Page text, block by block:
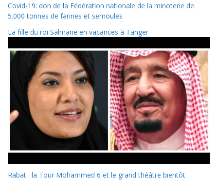
Covid-19: don de la Fédération nationale de la minoterie de
5.000 tonnes de farines et semoules
La fille du roi Salmane en vacances à Tanger
Rabat : la Tour Mohammed 6 et le grand théâtre bientôt